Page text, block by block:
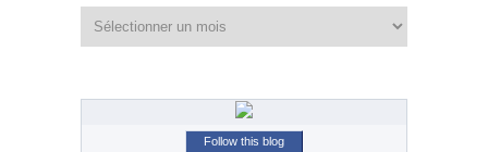
Follow this blog